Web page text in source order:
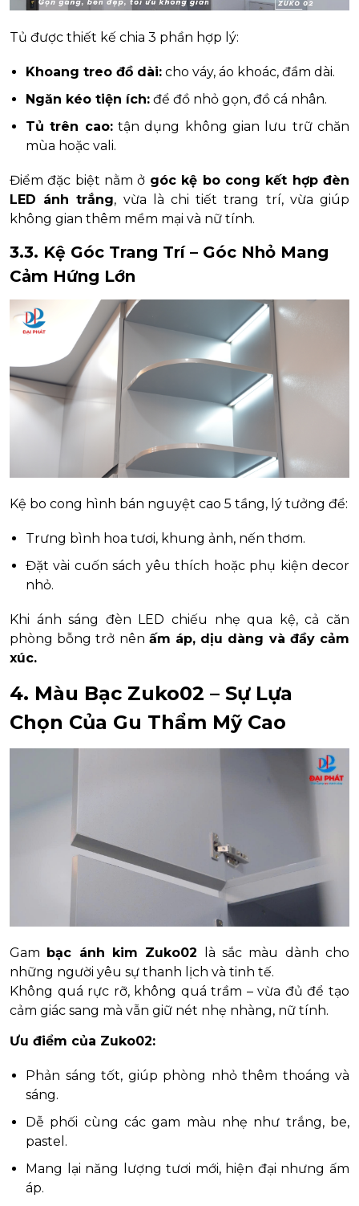
Tủ được thiết kế chia 3 phần hợp lý:
Khoang treo đồ dài: cho váy, áo khoác, đầm dài.
Ngăn kéo tiện ích: để đồ nhỏ gọn, đồ cá nhân.
Tủ trên cao:tận dụng không gian lưu trữ chăn
mùa hoặc vali.
Điểm đặc biệt nằm ở góc kệ bo cong kết hợp đèn
LED ánh trắng, vừa là chi tiết trang trí, vừa giúp
không gian thêm mềm mại và nữ tính.
3.3. Kệ Góc Trang Trí – Góc Nhỏ Mang
Cảm Hứng Lớn
Kệ bo cong hình bán nguyệt cao 5 tầng, lý tưởng để:
Trưng bình hoa tươi, khung ảnh, nến thơm.
Đặt vài cuốn sách yêu thích hoặc phụ kiện decor
nhỏ.
Khi ánh sáng đèn LED chiếu nhẹ qua kệ, cả căn
phòng bỗng trở nên ấm áp, dịu dàng và đầy cảm
xúc.
4. Màu Bạc Zuko02 – Sự Lựa
Chọn Của Gu Thẩm Mỹ Cao
Gam bạc ánh kim Zuko02 là sắc màu dành cho
những người yêu sự thanh lịch và tinh tế.
Không quá rực rỡ, không quá trầm – vừa đủ để tạo
cảm giác sang mà vẫn giữ nét nhẹ nhàng, nữ tính.
Ưu điểm của Zuko02:
Phản sáng tốt, giúp phòng nhỏ thêm thoáng và
sáng.
Dễ phối cùng các gam màu nhẹ như trắng, be,
pastel.
Mang lại năng lượng tươi mới, hiện đại nhưng ấm
áp.